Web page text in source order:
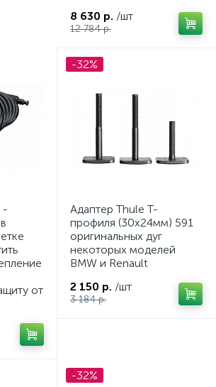
8 630 р. /шт
12 784 р.
-
от
-32%
Адаптер Thule T-
профиля (30х24мм) 591
оригинальных дуг
некоторых моделей
BMW и Renault
2 150 р. /шт
3 184 р.
-32%